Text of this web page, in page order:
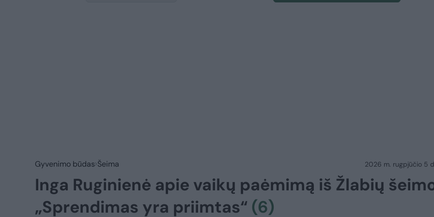
Gyvenimo būdas Šeima 2026 m. rugpjūčio 5 d.
Inga Ruginienė apie vaikų paėmimą iš Žlabių
„Sprendimas yra priimtas“ (6)